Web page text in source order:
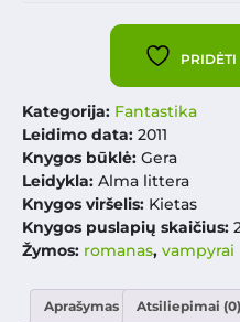
Kategorija: Fantastika
Leidimo data: 2011
Knygos būklė: Gera
Leidykla: Alma littera
Knygos viršelis: Kietas
Knygos puslapių skaičius:
Žymos: romanas, vampyrai
Aprašymas Atsiliepimai (0)